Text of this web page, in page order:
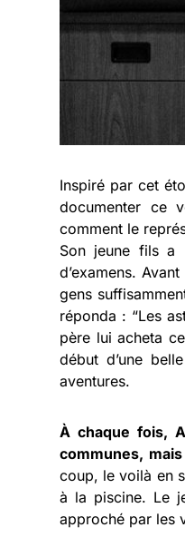
Inspiré par cet
documenter ce
comment le
Son jeune fils a
d’examens.
gens
réponda : “Les
père lui acheta
début d’une
aventures.
À chaque fois,
communes,
coup, le voilà en
à la piscine. Le
approché par les